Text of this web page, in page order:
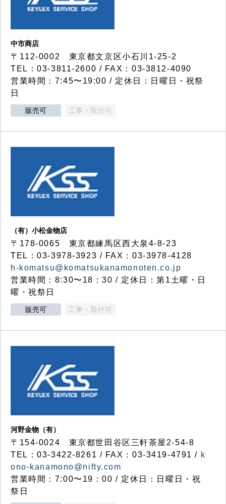
中市商店
〒112-0002 東京都文京区小石川1-25-2
TEL：03-3811-2600 / FAX：03-3812-4090
営業時間：7:45〜19:00 / 定休日：日曜日・祝祭
日
販売可 工事・取付可
（有）小松金物店
〒178-0065 東京都練馬区西大泉4-8-23
TEL：03-3978-3923 / FAX：03-3978-4128
h-komatsu@komatsukanamonoten.co.jp
営業時間：8:30〜18：30 / 定休日：第1土曜・日
曜・祝祭日
販売可 工事・取付可
河野金物（有）
〒154-0024 東京都世田谷区三軒茶屋2-54-8
TEL：03-3422-8261 / FAX：03-3419-4791 / k
ono-kanamono@nifty.com
営業時間：7:00〜19：00 / 定休日：日曜日・祝
祭日